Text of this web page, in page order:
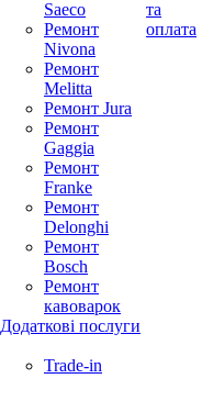
Saeco
Ремонт
Nivona
Ремонт
Melitta
Ремонт Jura
Ремонт
Gaggia
Ремонт
Franke
Ремонт
Delonghi
Ремонт
Bosch
Ремонт
кавоварок
Додаткові послуги
Trade-in
та
оплата